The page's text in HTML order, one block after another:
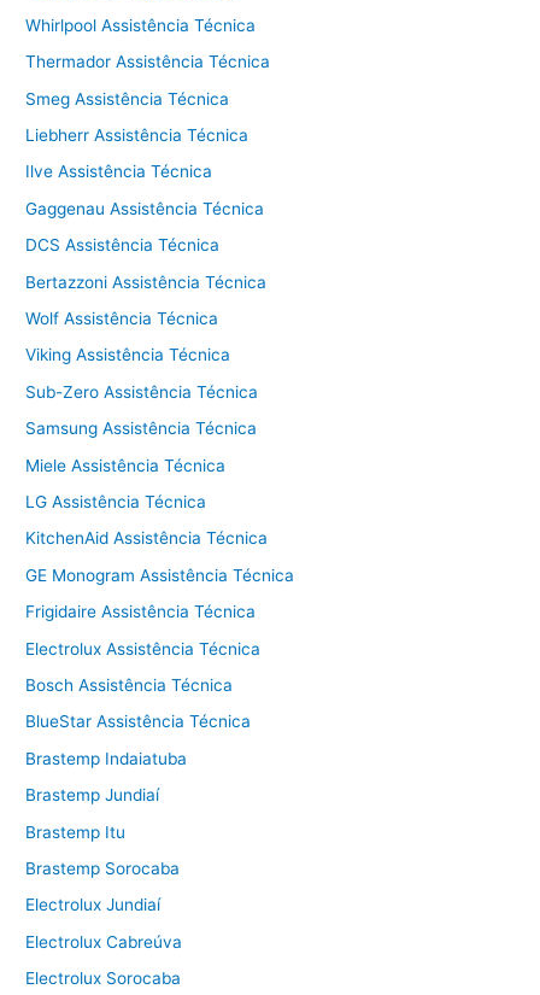
Whirlpool Assistência Técnica
Thermador Assistência Técnica
Smeg Assistência Técnica
Liebherr Assistência Técnica
Ilve Assistência Técnica
Gaggenau Assistência Técnica
DCS Assistência Técnica
Bertazzoni Assistência Técnica
Wolf Assistência Técnica
Viking Assistência Técnica
Sub-Zero Assistência Técnica
Samsung Assistência Técnica
Miele Assistência Técnica
LG Assistência Técnica
KitchenAid Assistência Técnica
GE Monogram Assistência Técnica
Frigidaire Assistência Técnica
Electrolux Assistência Técnica
Bosch Assistência Técnica
BlueStar Assistência Técnica
Brastemp Indaiatuba
Brastemp Jundiaí
Brastemp Itu
Brastemp Sorocaba
Electrolux Jundiaí
Electrolux Cabreúva
Electrolux Sorocaba